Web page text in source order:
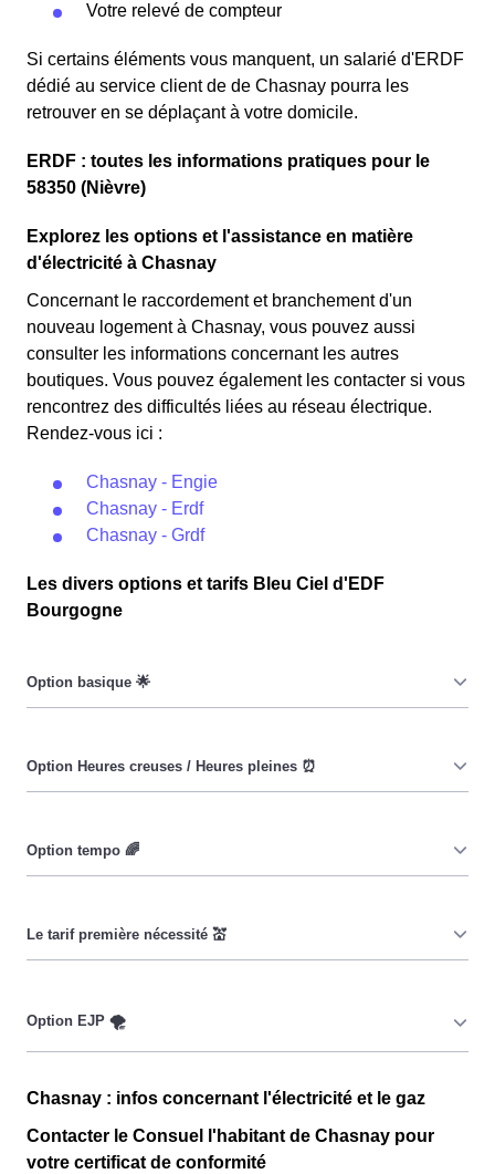
Votre relevé de compteur
Si certains éléments vous manquent, un salarié d'ERDF
dédié au service client de de Chasnay pourra les
retrouver en se déplaçant à votre domicile.
ERDF : toutes les informations pratiques pour le
58350 (Nièvre)
Explorez les options et l'assistance en matière
d'électricité à Chasnay
Concernant le raccordement et branchement d'un
nouveau logement à Chasnay, vous pouvez aussi
consulter les informations concernant les autres
boutiques. Vous pouvez également les contacter si vous
rencontrez des difficultés liées au réseau électrique.
Rendez-vous ici :
Chasnay - Engie
Chasnay - Erdf
Chasnay - Grdf
Les divers options et tarifs Bleu Ciel d'EDF
Bourgogne
date, ni de l'heure, que ce soit à Chasnay ou ailleurs. 💡
Chasnay est moindre. ⚡
habitants de Chasnay à réduire leur consommation
pendant 65 jours par an durant lesquels le prix du
uniquement pour les consommateurs habitants de
les 100 premiers KWh de chaque mois sont moins
d'électricité si l'on fait attention à sa consommation à
clients habitants de Chasnay l'ayant choisie avant 1998.
Elle différencie deux tarifs : pendant 22 jours le prix de
l'électricité est quatre fois plus cher, tandis que tous les
Chasnay : infos concernant l'électricité et le gaz
Contacter le Consuel l'habitant de Chasnay pour
votre certificat de conformité